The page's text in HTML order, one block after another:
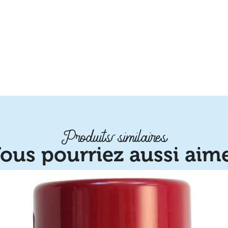
Produits similaires
pourriez aussi